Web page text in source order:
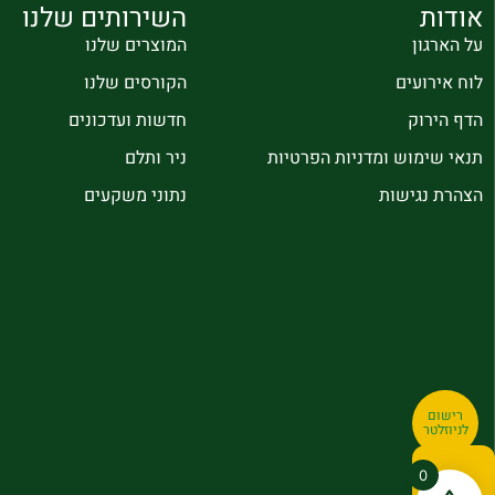
אודות
על הארגון
לוח אירועים
הדף הירוק
תנאי שימוש ומדניות הפרטיות
הצהרת נגישות
השירותים שלנו
המוצרים שלנו
הקורסים שלנו
חדשות ועדכונים
ניר ותלם
נתוני משקעים
רישום
לניוזלטר
0